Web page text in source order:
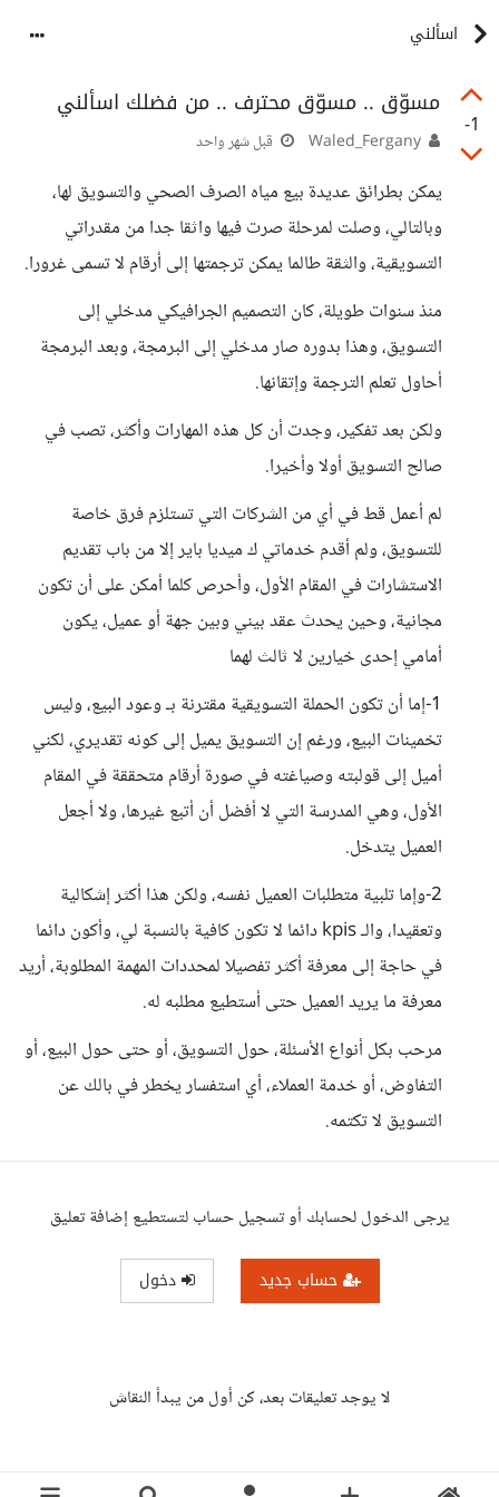
اسألني
-1
مسوّق .. مسوّق محترف .. من فضلك اسألني
قبل شهر واحد
يمكن بطرائق عديدة بيع مياه الصرف الصحي والتسويق لها،
وبالتالي، وصلت لمرحلة صرت فيها واثقا جدا من مقدراتي
التسويقية، والثقة طالما يمكن ترجمتها إلى أرقام لا تسمى غرورا.
منذ سنوات طويلة، كان التصميم الجرافيكي مدخلي إلى
التسويق، وهذا بدوره صار مدخلي إلى البرمجة، وبعد البرمجة
أحاول تعلم الترجمة وإتقانها.
ولكن بعد تفكير، وجدت أن كل هذه المهارات وأكثر، تصب في
صالح التسويق أولا وأخيرا.
لم أعمل قط في أي من الشركات التي تستلزم فرق خاصة
للتسويق، ولم أقدم خدماتي ك ميديا باير إلا من باب تقديم
الاستشارات في المقام الأول، وأحرص كلما أمكن على أن تكون
مجانية، وحين يحدث عقد بيني وبين جهة أو عميل، يكون
أمامي إحدى خيارين لا ثالث لهما
1-إما أن تكون الحملة التسويقية مقترنة بـ وعود البيع، وليس
تخمينات البيع، ورغم إن التسويق يميل إلى كونه تقديري، لكني
أميل إلى قولبته وصياغته في صورة أرقام متحققة في المقام
الأول، وهي المدرسة التي لا أفضل أن أتبع غيرها، ولا أجعل
العميل يتدخل.
2-وإما تلبية متطلبات العميل نفسه، ولكن هذا أكثر إشكالية
وتعقيدا، والـ kpis دائما لا تكون كافية بالنسبة لي، وأكون دائما
في حاجة إلى معرفة أكثر تفصيلا لمحددات المهمة المطلوبة، أريد
معرفة ما يريد العميل حتى أستطيع مطلبه له.
مرحب بكل أنواع الأسئلة، حول التسويق، أو حتى حول البيع، أو
التفاوض، أو خدمة العملاء، أي استفسار يخطر في بالك عن
التسويق لا تكتمه.
يرجى الدخول لحسابك أو تسجيل حساب لتستطيع إضافة تعليق
حساب جديد دخول
لا يوجد تعليقات بعد، كن أول من يبدأ النقاش